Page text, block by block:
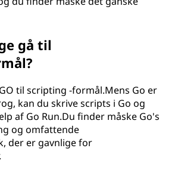
gå til
til scripting -formål.Mens Go er
kan du skrive scripts i Go og
af Go Run.Du finder måske Go's
og omfattende
der er gavnlige for